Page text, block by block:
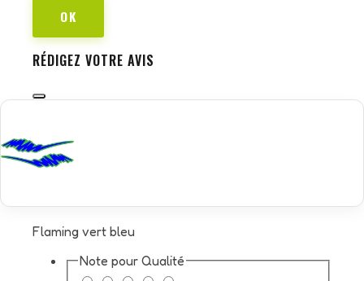
OK
RÉDIGEZ VOTRE AVIS
Flaming vert bleu
Note pour Qualité